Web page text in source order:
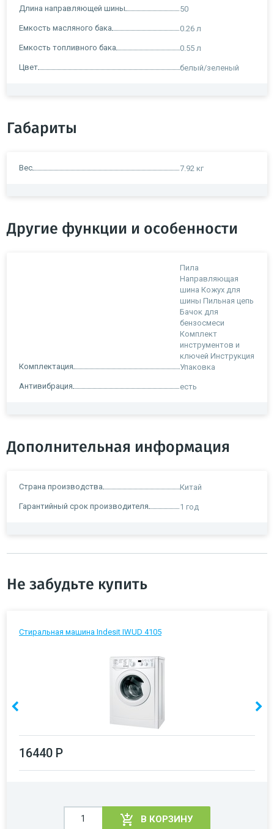
Длина направляющей шины 50
Емкость масляного бака 0.26 л
Емкость топливного бака 0.55 л
Цвет белый/зеленый
Габариты
Вес 7.92 кг
Другие функции и особенности
Комплектация
Пила
Направляющая
шина Кожух для
шины Пильная цепь
Бачок для
бензосмеси
Комплект
инструментов и
ключей Инструкция
Упаковка
Антивибрация есть
Дополнительная информация
Страна производства Китай
Гарантийный срок производителя 1 год
Не забудьте купить
Стиральная машина Indesit IWUD 4105
16440 Р
В КОРЗИНУ